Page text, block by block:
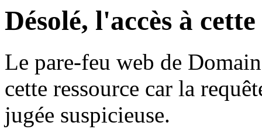
Désolé, l'accès à
Le pare-feu web de
cette ressource car la
jugée suspicieuse.